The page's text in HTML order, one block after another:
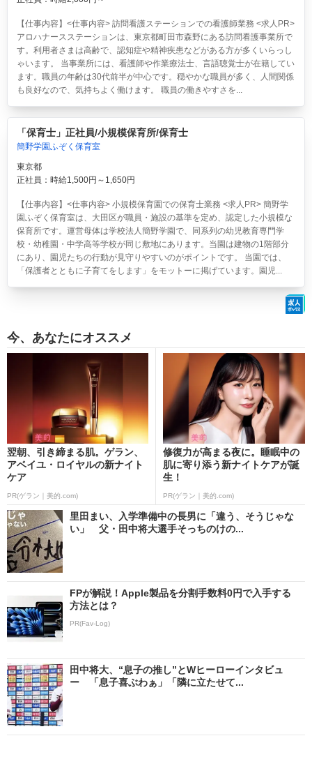
【仕事内容】<仕事内容> 訪問看護ステーションでの看護師業務 <求人PR>
アロハナースステーションは、東京都町田市森野にある訪問看護事業所で
す。利用者さまは高齢で、認知症や精神疾患などがある方が多くいらっし
ゃいます。 当事業所には、看護師や作業療法士、言語聴覚士が在籍してい
ます。職員の年齢は30代前半が中心です。穏やかな職員が多く、人間関係
も良好なので、気持ちよく働けます。 職員の働きやすさを...
「保育士」正社員/小規模保育所/保育士
簡野学園ふぞく保育室
東京都
正社員：時給1,500円～1,650円
【仕事内容】<仕事内容> 小規模保育園での保育士業務 <求人PR> 簡野学
園ふぞく保育室は、大田区が職員・施設の基準を定め、認定した小規模な
保育所です。運営母体は学校法人簡野学園で、同系列の幼児教育専門学
校・幼稚園・中学高等学校が同じ敷地にあります。当園は建物の1階部分
にあり、園児たちの行動が見守りやすいのがポイントです。 当園では、
「保護者とともに子育てをします」をモットーに掲げています。園児...
今、あなたにオススメ
翌朝、引き締まる肌。ゲラン、
アベイユ・ロイヤルの新ナイト
ケア
PR(ゲラン｜美的.com)
修復力が高まる夜に。睡眠中の
肌に寄り添う新ナイトケアが誕
生！
PR(ゲラン｜美的.com)
里田まい、入学準備中の長男に「違う、そうじゃな
い」 父・田中将大選手そっちのけの...
FPが解説！Apple製品を分割手数料0円で入手する
方法とは？
PR(Fav-Log)
田中将大、“息子の推し”とWヒーローインタビュ
ー 「息子喜ぶわぁ」「隣に立たせて...